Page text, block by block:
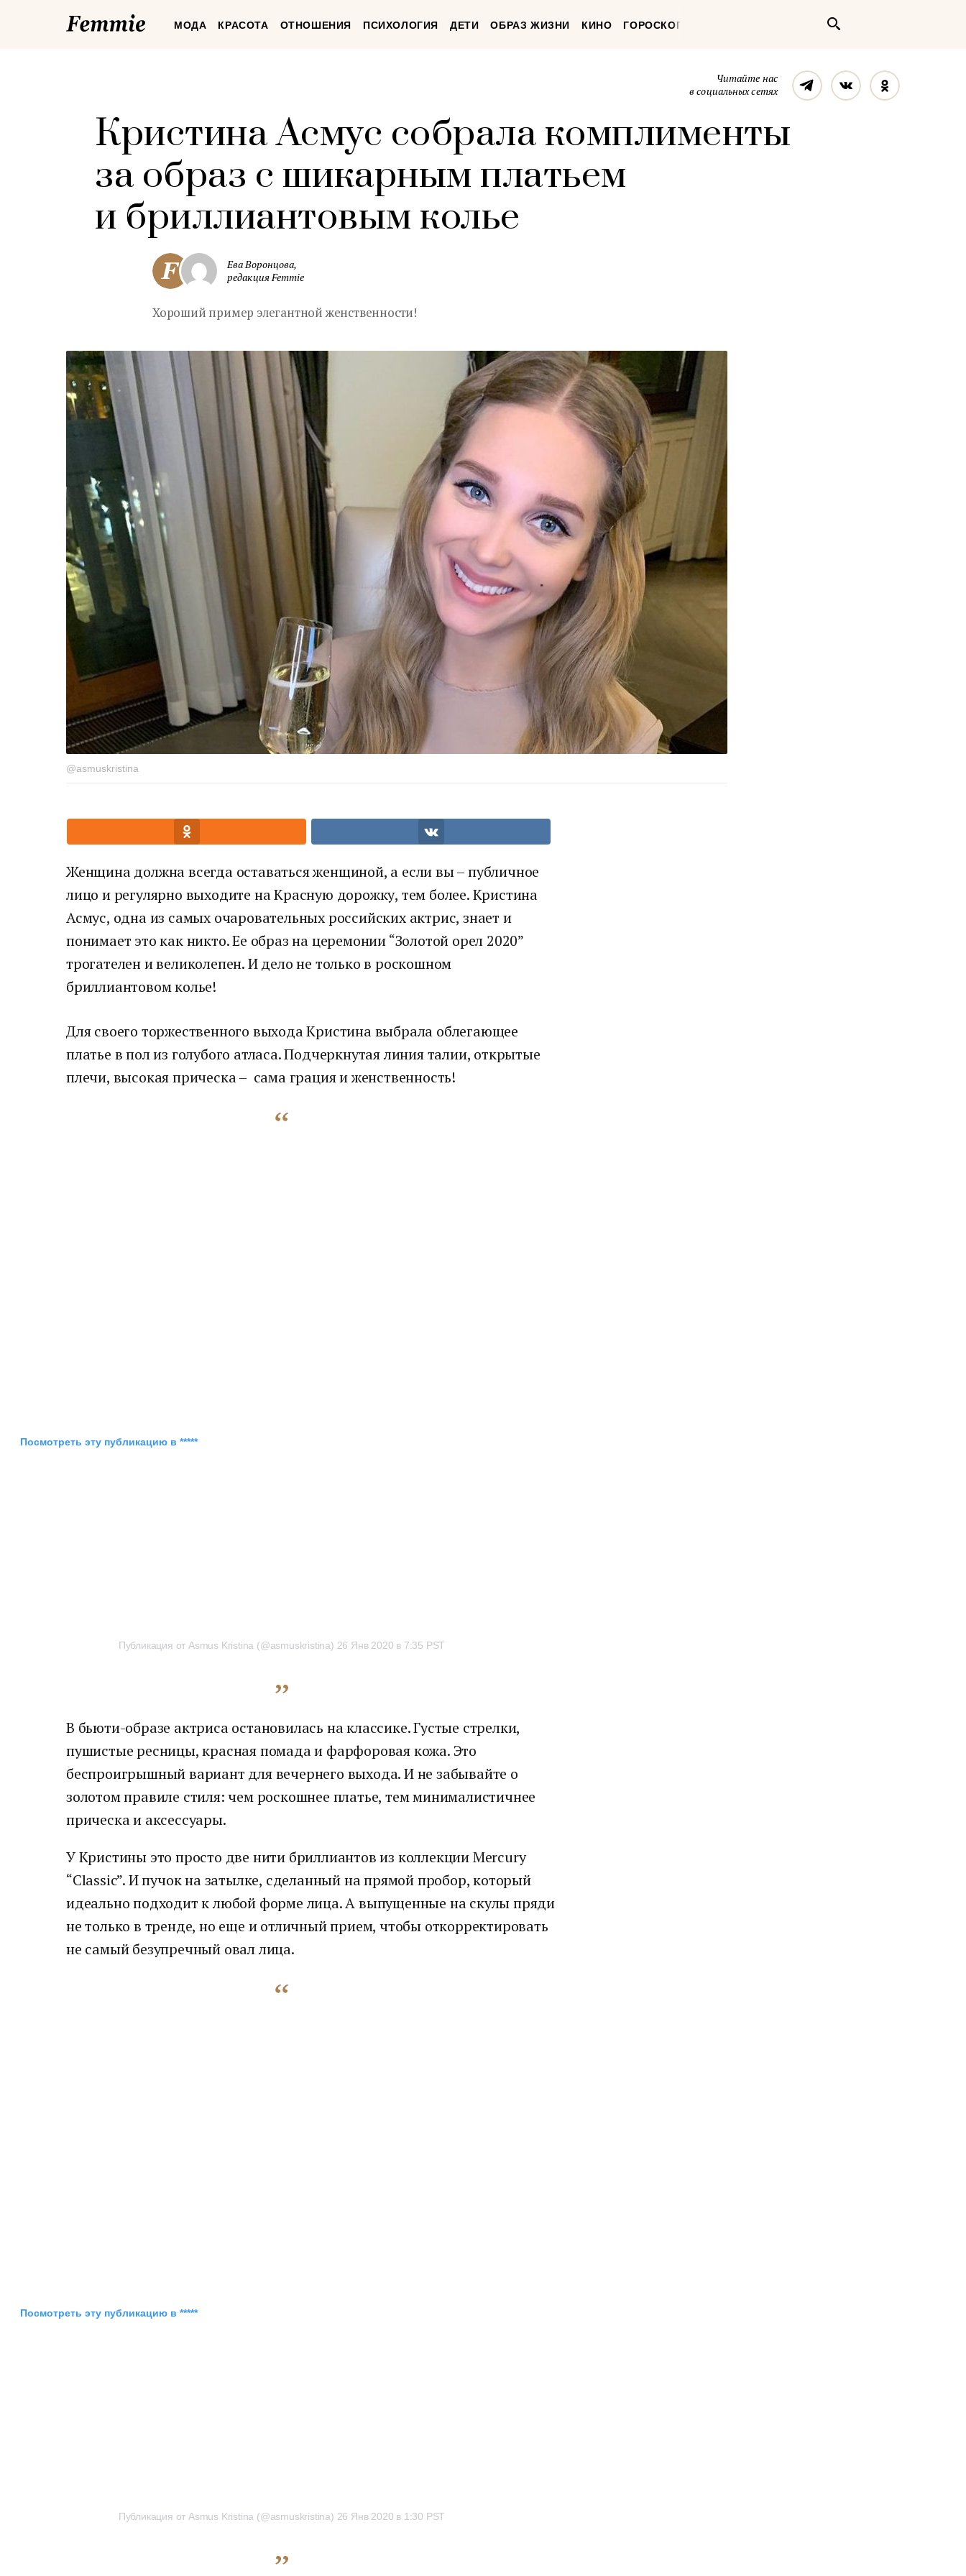
FemmieМОДА КРАСОТА ОТНОШЕНИЯ ПСИХОЛОГИЯ ДЕТИ ОБРАЗ ЖИЗНИ КИНО ГОРОСКОП
Читайте нас
в социальных сетях
ТелеграмВконтакте
Кристина Асмус собрала комплименты
за образ с шикарным платьем
и бриллиантовым колье
Ева Воронцова,
редакция Femmie
Хороший пример элегантной женственности!
@asmuskristina
Женщина должна всегда оставаться женщиной, а если вы – публичное
лицо и регулярно выходите на Красную дорожку, тем более. Кристина
Асмус, одна из самых очаровательных российских актрис, знает и
понимает это как никто. Ее образ на церемонии “Золотой орел 2020”
трогателен и великолепен. И дело не только в роскошном
бриллиантовом колье!
Для своего торжественного выхода Кристина выбрала облегающее
платье в пол из голубого атласа. Подчеркнутая линия талии, открытые
плечи, высокая прическа – сама грация и женственность!
Посмотреть эту публикацию в *****
Публикация от Asmus Kristina (@asmuskristina) 26 Янв 2020 в 7:35 PST
В бьюти-образе актриса остановилась на классике. Густые стрелки,
пушистые ресницы, красная помада и фарфоровая кожа. Это
беспроигрышный вариант для вечернего выхода. И не забывайте о
золотом правиле стиля: чем роскошнее платье, тем минималистичнее
прическа и аксессуары.
У Кристины это просто две нити бриллиантов из коллекции Mercury
“Classic”. И пучок на затылке, сделанный на прямой пробор, который
идеально подходит к любой форме лица. А выпущенные на скулы пряди
не только в тренде, но еще и отличный прием, чтобы откорректировать
не самый безупречный овал лица.
Посмотреть эту публикацию в *****
Публикация от Asmus Kristina (@asmuskristina) 26 Янв 2020 в 1:30 PST